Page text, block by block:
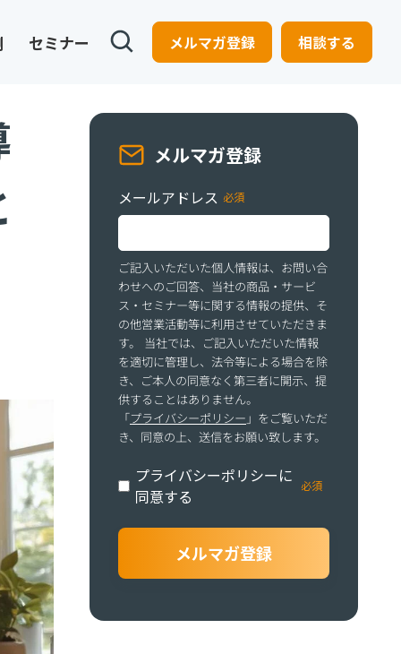
セミナー メルマガ登録 相談する
メルマガ登録
メールアドレス
ご記入いただいた個人情報は、お問い合
わせへのご回答、当社の商品・サービ
ス・セミナー等に関する情報の提供、そ
の他営業活動等に利用させていただきま
す。 当社では、ご記入いただいた情報
を適切に管理し、法令等による場合を除
き、ご本人の同意なく第三者に開示、提
供することはありません。
「プライバシーポリシー 」をご覧いただ
き、同意の上、送信をお願い致します。
プライバシーポリシーに
同意する